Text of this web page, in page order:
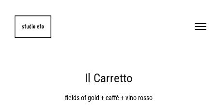
Il Carretto
fields of gold + caffè + vino rosso